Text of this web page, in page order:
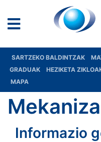
SARTZEKO BALDINTZAK
GRADUAK
HEZIKETA
MAPA
Informazio